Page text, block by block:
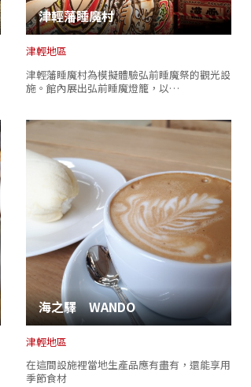
津輕藩睡魔村
津輕地區
津輕藩睡魔村為模擬體驗弘前睡魔祭的觀光設
施。館內展出弘前睡魔燈籠，以…
海之驛 WANDO
津輕地區
在這間設施裡當地生產品應有盡有，還能享用
季節食材